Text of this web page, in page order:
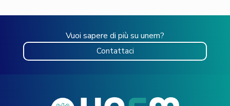
Vuoi sapere di più su unem?
Contattaci